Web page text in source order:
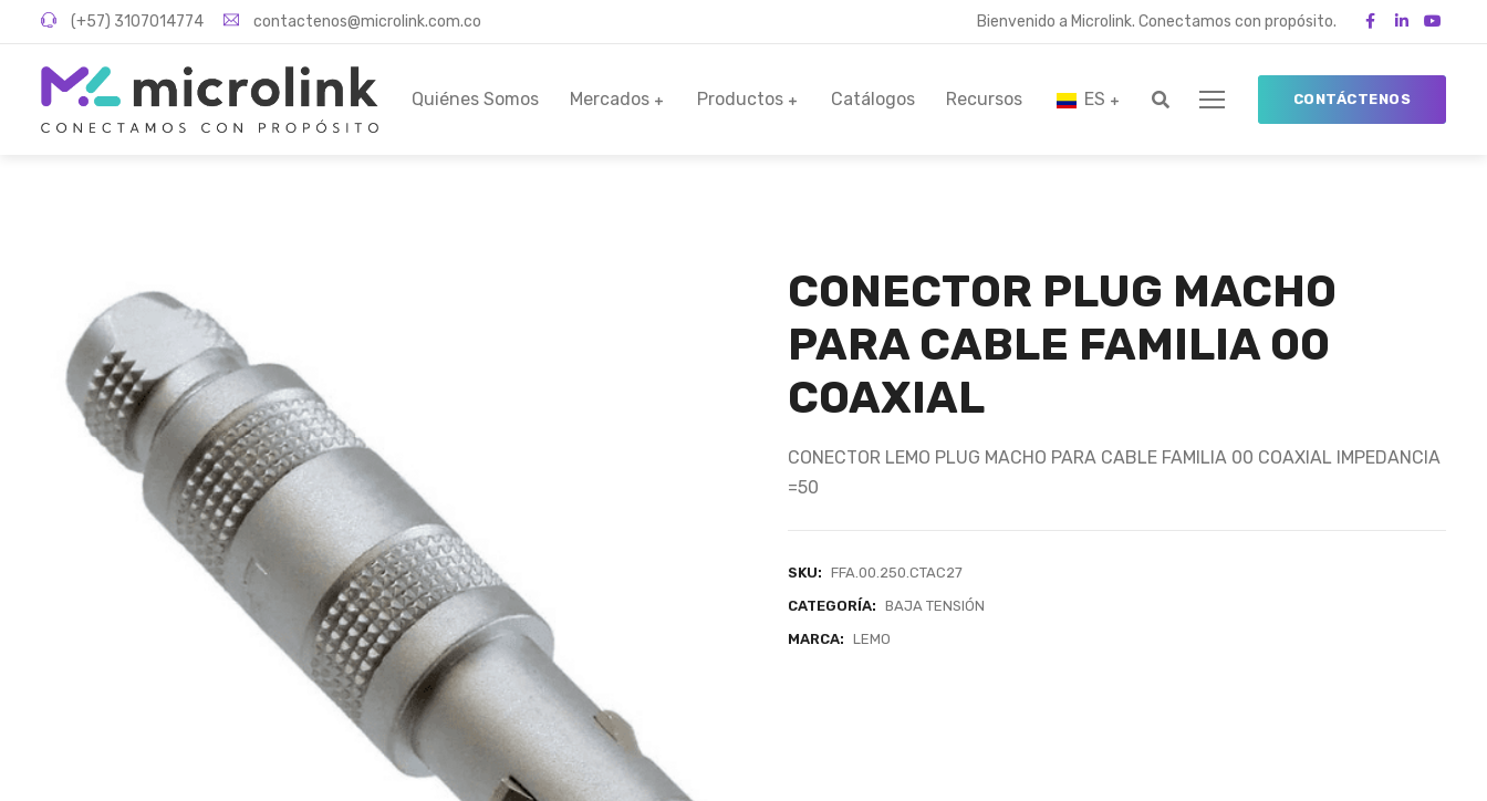
(+57) 3107014774 contactenos@microlink.com.co Bienvenido a Microlink. Conectamos con propósito.
Quiénes Somos Mercados Productos Catálogos Recursos ES CONTÁCTENOS
CONECTOR PLUG MACHO
PARA CABLE FAMILIA 00
COAXIAL
CONECTOR LEMO PLUG MACHO PARA CABLE FAMILIA 00 COAXIAL IMPEDANCIA
=50
SKU: FFA.00.250.CTAC27
CATEGORÍA: BAJA TENSIÓN
MARCA: LEMO